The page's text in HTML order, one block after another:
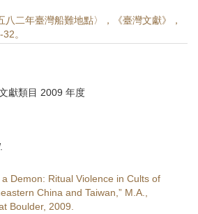
八二年臺灣船難地點〉，《臺灣文獻》，
。
獻類目 2009 年度
Demon: Ritual Violence in Cults of
China and Taiwan,” M.A.,
Boulder, 2009.